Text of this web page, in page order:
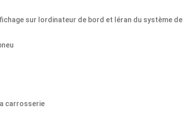
sur lordinateur de bord et léran du système de
carrosserie